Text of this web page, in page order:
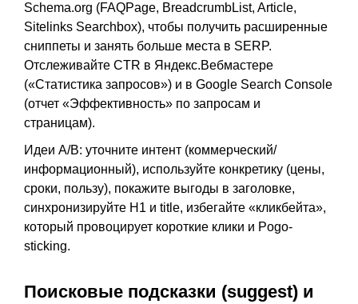
Schema.org (FAQPage, BreadcrumbList, Article,
Sitelinks Searchbox), чтобы получить расширенные
сниппеты и занять больше места в SERP.
Отслеживайте CTR в Яндекс.Вебмастере
(«Статистика запросов») и в Google Search Console
(отчет «Эффективность» по запросам и
страницам).
Идеи A/B: уточните интент (коммерческий/
информационный), используйте конкретику (цены,
сроки, пользу), покажите выгоды в заголовке,
синхронизируйте H1 и title, избегайте «кликбейта»,
который провоцирует короткие клики и Pogo-
sticking.
Поисковые подсказки (suggest) и